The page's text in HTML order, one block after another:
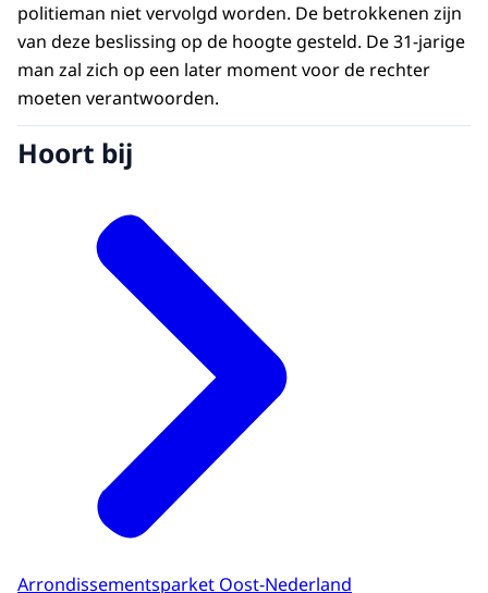
politieman niet vervolgd worden. De betrokkenen zijn
van deze beslissing op de hoogte gesteld. De 31-jarige
man zal zich op een later moment voor de rechter
moeten verantwoorden.
Hoort bij
Arrondissementsparket Oost-Nederland